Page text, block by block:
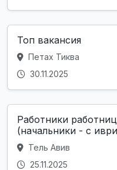
Топ вакансия
Петах Тиква
30.11.2025
Работники
(начальники - с
Тель Авив
25.11.2025